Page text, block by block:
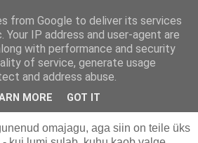
igas päevas
snow...
omajagu, aga siin on teile üks
from Google to deliver its services
Your IP address and user-agent are
with performance and security
of service, generate usage
and address abuse.
MORE GOT IT